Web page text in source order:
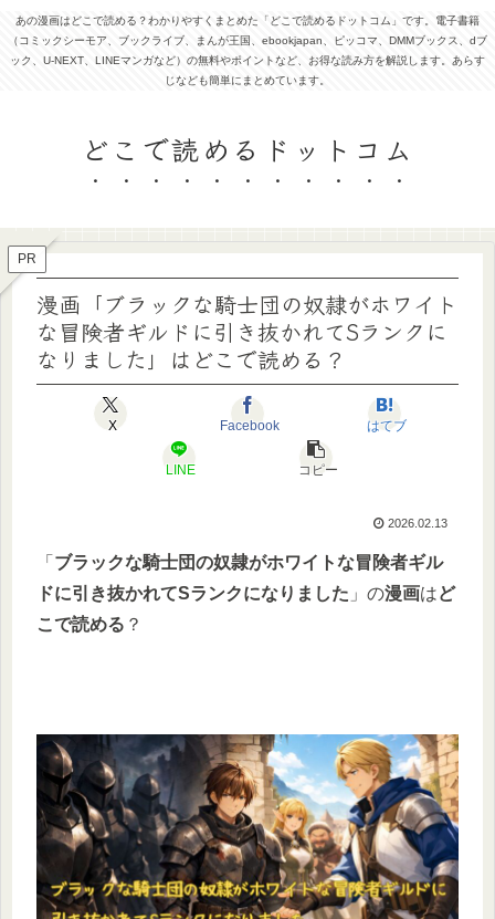
あの漫画はどこで読める？わかりやすくまとめた「どこで読めるドットコム」です。電子書籍
（コミックシーモア、ブックライブ、まんが王国、ebookjapan、ピッコマ、DMMブックス、dブ
ック、U-NEXT、LINEマンガなど）の無料やポイントなど、お得な読み方を解説します。あらす
じなども簡単にまとめています。
どこで読めるドットコム
PR
漫画「ブラックな騎士団の奴隷がホワイト
な冒険者ギルドに引き抜かれてSランクに
なりました」はどこで読める？
X Facebook はてブ
LINE コピー
2026.02.13
「 ブラックな騎士団の奴隷がホワイトな冒険者ギル
ドに引き抜かれてSランクになりました 」の漫画はど
こで読める ？